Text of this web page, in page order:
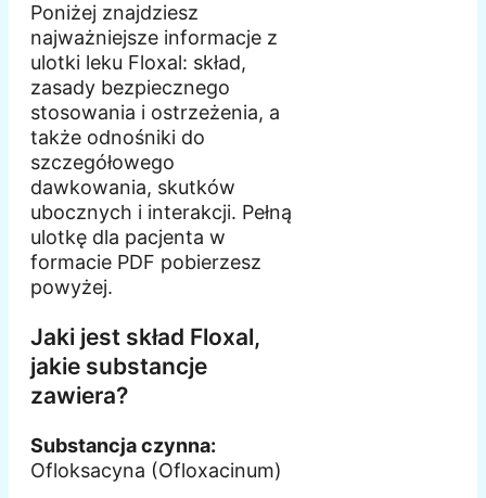
Poniżej znajdziesz
najważniejsze informacje z
ulotki leku Floxal: skład,
zasady bezpiecznego
stosowania i ostrzeżenia, a
także odnośniki do
szczegółowego
dawkowania, skutków
ubocznych i interakcji. Pełną
ulotkę dla pacjenta w
formacie PDF pobierzesz
powyżej.
Jaki jest skład Floxal,
jakie substancje
zawiera?
Substancja czynna:
Ofloksacyna (Ofloxacinum)